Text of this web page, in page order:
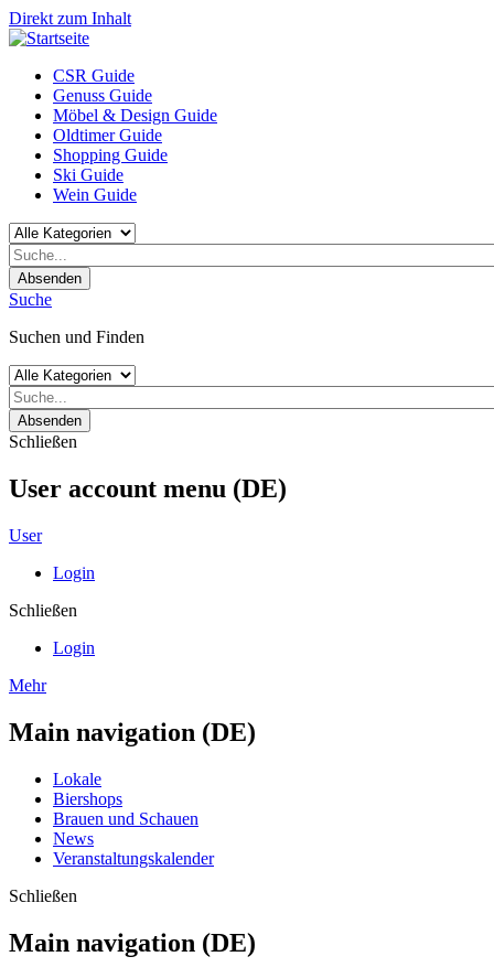
Direkt zum Inhalt
CSR Guide
Genuss Guide
Möbel & Design Guide
Oldtimer Guide
Shopping Guide
Ski Guide
Wein Guide
Absenden
Suche
Suchen und Finden
Absenden
Schließen
User account menu (DE)
User
Login
Schließen
Login
Mehr
Main navigation (DE)
Lokale
Biershops
Brauen und Schauen
News
Veranstaltungskalender
Schließen
Main navigation (DE)